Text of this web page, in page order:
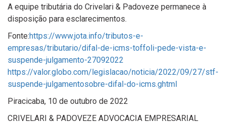
A equipe tributária do Crivelari & Padoveze permanece à
disposição para esclarecimentos.
Fonte:https://www.jota.info/tributos-e-
empresas/tributario/difal-de-icms-toffoli-pede-vista-e-
suspende-julgamento-27092022
https://valor.globo.com/legislacao/noticia/2022/09/27/stf-
suspende-julgamentosobre-difal-do-icms.ghtml
Piracicaba, 10 de outubro de 2022
CRIVELARI & PADOVEZE ADVOCACIA EMPRESARIAL